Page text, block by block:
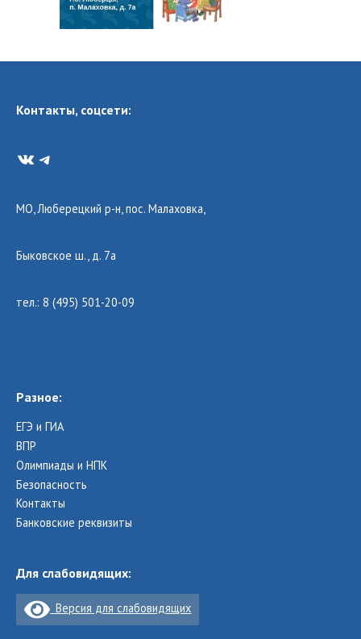
Контакты, соцсети:
VKTelegram
МО, Люберецкий р-н, пос. Малаховка,
Быковское ш., д. 7а
тел.: 8 (495) 501-20-09
Разное:
ЕГЭ и ГИА
ВПР
Олимпиады и НПК
Безопасность
Контакты
Банковские реквизиты
Для слабовидящих:
Версия для слабовидящих